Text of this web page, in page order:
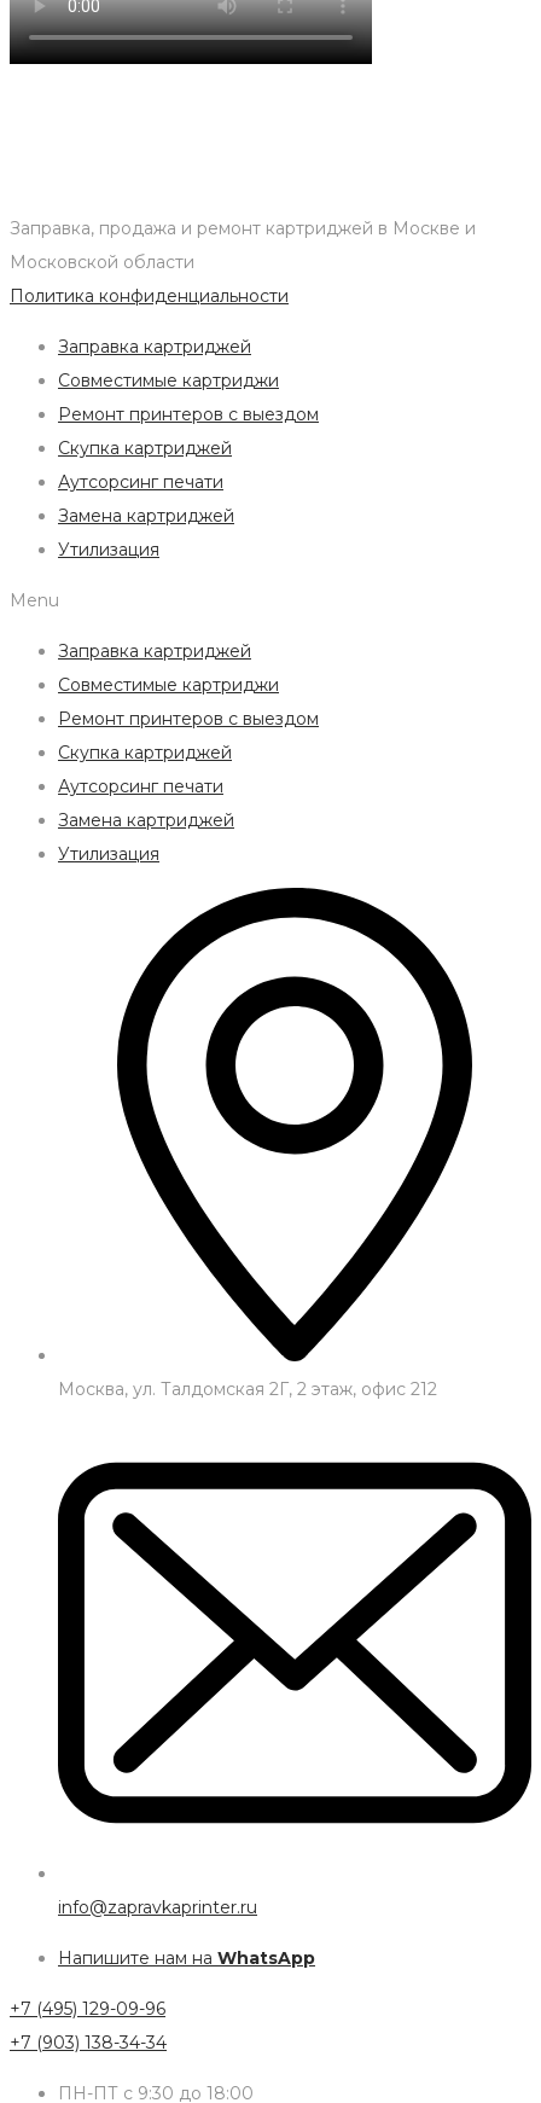
Заправка, продажа и ремонт картриджей в Москве и
Московской области
Политика конфиденциальности
Заправка картриджей
Совместимые картриджи
Ремонт принтеров с выездом
Скупка картриджей
Аутсорсинг печати
Замена картриджей
Утилизация
Menu
Заправка картриджей
Совместимые картриджи
Ремонт принтеров с выездом
Скупка картриджей
Аутсорсинг печати
Замена картриджей
Утилизация
Москва, ул. Талдомская 2Г, 2 этаж, офис 212
info@zapravkaprinter.ru
Напишите нам на WhatsApp
+7 (495) 129-09-96
+7 (903) 138-34-34
ПН-ПТ с 9:30 до 18:00